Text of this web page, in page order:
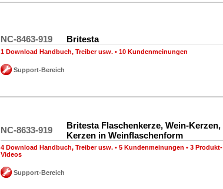
NC-8463-919 Britesta
1 Download Handbuch, Treiber usw. • 10 Kundenmeinungen
Support-Bereich
NC-8633-919
Britesta Flaschenkerze, Wein-Kerzen,
Kerzen in Weinflaschenform
4 Download Handbuch, Treiber usw. • 5 Kundenmeinungen • 3 Produkt-
Videos
Support-Bereich